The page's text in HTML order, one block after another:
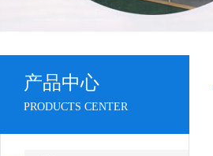
产品中心
PRODUCTS CENTER